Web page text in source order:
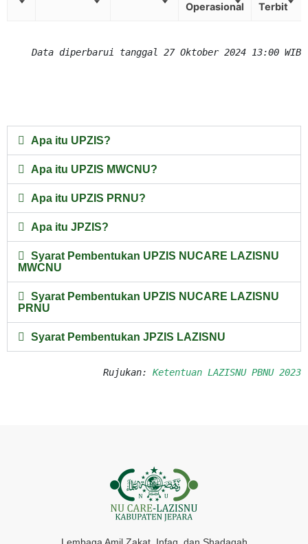
Operasional
Terbit
Data diperbarui tanggal 27 Oktober 2024 13:00 WIB
Apa itu UPZIS?
Apa itu UPZIS MWCNU?
Apa itu UPZIS PRNU?
Apa itu JPZIS?
Syarat Pembentukan UPZIS NUCARE LAZISNU
MWCNU
Syarat Pembentukan UPZIS NUCARE LAZISNU
PRNU
Syarat Pembentukan JPZIS LAZISNU
Rujukan: Ketentuan LAZISNU PBNU 2023